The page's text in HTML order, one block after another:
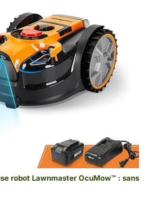
robot Lawnmaster OcuMow™ : sans